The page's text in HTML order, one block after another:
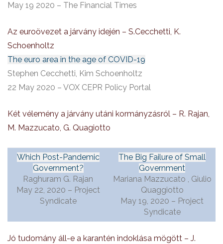
May 19 2020 – The Financial Times
Az euroövezet a járvány idején – S.Cecchetti, K.
Schoenholtz
The euro area in the age of COVID-19
Stephen Cecchetti, Kim Schoenholtz
22 May 2020 – VOX CEPR Policy Portal
Két vélemény a járvány utáni kormányzásról – R. Rajan,
M. Mazzucato, G. Quagiotto
Which Post-Pandemic
Government?
Raghuram G. Rajan
May 22, 2020 – Project
Syndicate
The Big Failure of Small
Government
Mariana Mazzucato , Giulio
Quaggiotto
May 19, 2020 – Project
Syndicate
Jó tudomány áll-e a karantén indoklása mögött – J.